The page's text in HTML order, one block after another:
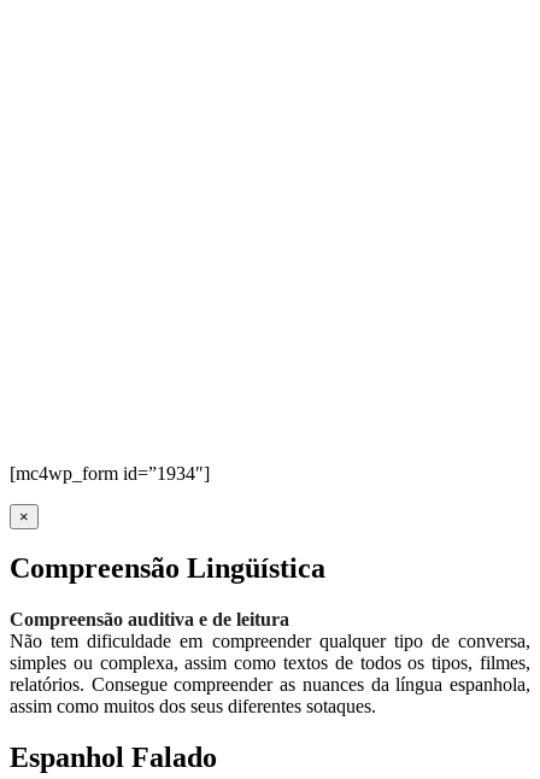
[mc4wp_form id=”1934″]
×
Compreensão Lingüística
Compreensão auditiva e de leitura
Não tem dificuldade em compreender qualquer tipo de conversa,
simples ou complexa, assim como textos de todos os tipos, filmes,
relatórios. Consegue compreender as nuances da língua espanhola,
assim como muitos dos seus diferentes sotaques.
Espanhol Falado